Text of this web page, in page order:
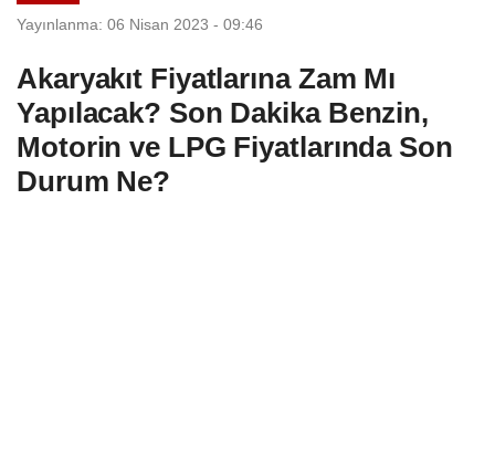
Yayınlanma: 06 Nisan 2023 - 09:46
Akaryakıt Fiyatlarına Zam Mı
Yapılacak? Son Dakika Benzin,
Motorin ve LPG Fiyatlarında Son
Durum Ne?